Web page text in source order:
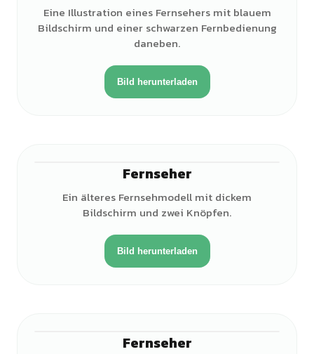
Eine Illustration eines Fernsehers mit blauem
Bildschirm und einer schwarzen Fernbedienung
daneben.
Bild herunterladen
Fernseher
Ein älteres Fernsehmodell mit dickem
Bildschirm und zwei Knöpfen.
Bild herunterladen
Fernseher